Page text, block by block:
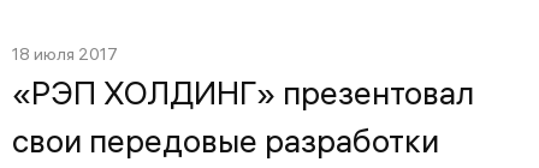
18 июля 2017
«РЭП ХОЛДИНГ» презентовал
свои передовые разработки